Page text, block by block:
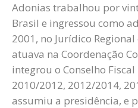
Adonias trabalhou por
Brasil e ingressou como
2001, no Jurídico Regional
atuava na Coordenação
integrou o Conselho
2010/2012, 2012/2014,
assumiu a presidência, e